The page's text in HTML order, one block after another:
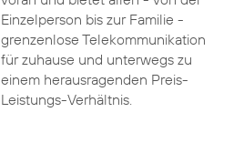
Einzelperson bis zur Familie -
grenzenlose Telekommunikation
für zuhause und unterwegs zu
einem herausragenden Preis-
Leistungs-Verhältnis.